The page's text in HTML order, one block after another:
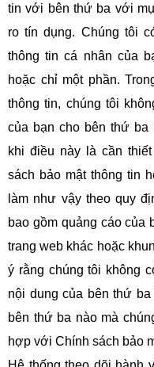
tin với bên thứ ba với
ro tín dụng. Chúng tôi
thông tin cá nhân của
hoặc chỉ một phần.
thông tin, chúng tôi
của bạn cho bên thứ
khi điều này là cần
sách bảo mật thông tin
làm như vậy theo quy
bao gồm quảng cáo của
trang web khác hoặc
ý rằng chúng tôi không
nội dung của bên thứ
bên thứ ba nào mà
hợp với Chính sách bảo